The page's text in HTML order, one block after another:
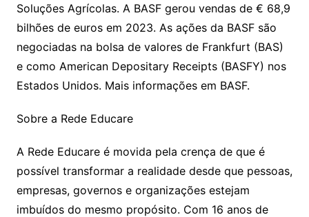
Soluções Agrícolas. A BASF gerou vendas de € 68,9
bilhões de euros em 2023. As ações da BASF são
negociadas na bolsa de valores de Frankfurt (BAS)
e como American Depositary Receipts (BASFY) nos
Estados Unidos. Mais informações em BASF.
Sobre a Rede Educare
A Rede Educare é movida pela crença de que é
possível transformar a realidade desde que pessoas,
empresas, governos e organizações estejam
imbuídos do mesmo propósito. Com 16 anos de